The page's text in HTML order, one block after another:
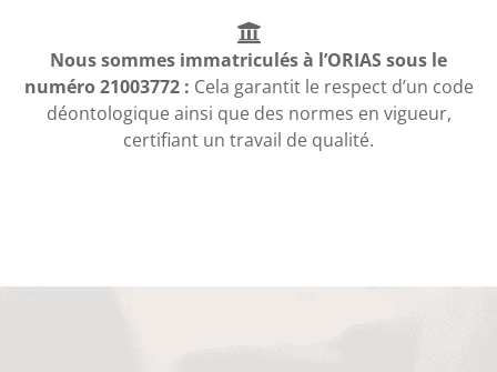
Nous sommes immatriculés à l’ORIAS sous le
numéro 21003772 : Cela garantit le respect d’un code
déontologique ainsi que des normes en vigueur,
certifiant un travail de qualité.